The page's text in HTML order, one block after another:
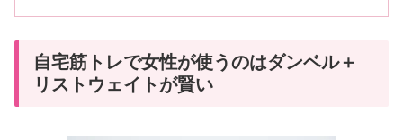
自宅筋トレで女性が使うのはダンベル＋
リストウェイトが賢い